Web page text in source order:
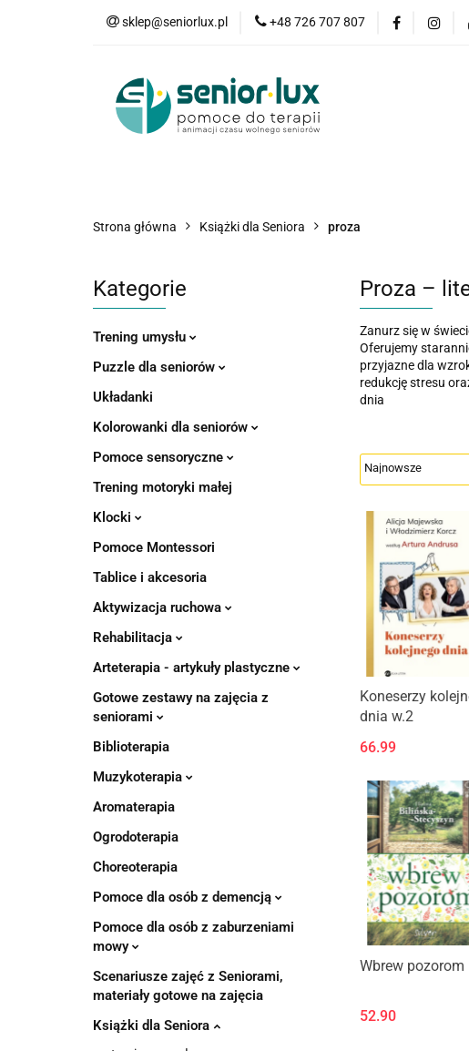
sklep@seniorlux.pl +48 726 707 807
Promocje Nowości
Strona główna Książki dla Seniora proza
Kategorie
Trening umysłu
Puzzle dla seniorów
Układanki
Kolorowanki dla seniorów
Pomoce sensoryczne
Trening motoryki małej
Klocki
Pomoce Montessori
Tablice i akcesoria
Aktywizacja ruchowa
Rehabilitacja
Arteterapia - artykuły plastyczne
Gotowe zestawy na zajęcia z
seniorami
Biblioterapia
Muzykoterapia
Aromaterapia
Ogrodoterapia
Choreoterapia
Pomoce dla osób z demencją
Pomoce dla osób z zaburzeniami
mowy
Scenariusze zajęć z Seniorami,
materiały gotowe na zajęcia
Książki dla Seniora
Proza –
Zanurz się w
Oferujemy
przyjazne dla
redukcję stresu
dnia
Koneserzy
dnia w.2
66.99
Produkt
Wbrew pozorom
52.90